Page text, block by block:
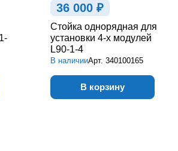
36 000 ₽
Стойка однорядная для
установки 4-х модулей
L90-1-4
В наличииАрт. 340100165
В корзину